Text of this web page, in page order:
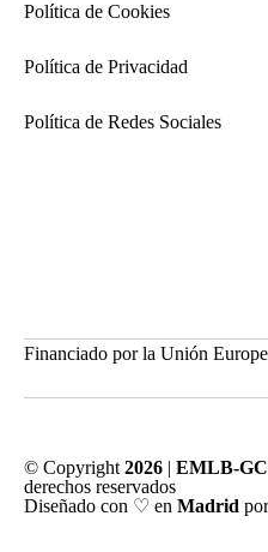
Política de Cookies
Política de Privacidad
Política de Redes Sociales
Financiado por la Unión
© Copyright 2026 | EMLB-
derechos reservados
Diseñado con ♡ en Madrid